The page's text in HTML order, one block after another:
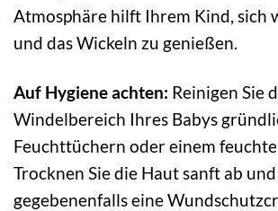
Atmosphäre hilft Ihrem Kind, sich
und das Wickeln zu genießen.
Auf Hygiene achten: Reinigen Sie
Windelbereich Ihres Babys
Feuchttüchern oder einem
Trocknen Sie die Haut sanft ab
gegebenenfalls eine